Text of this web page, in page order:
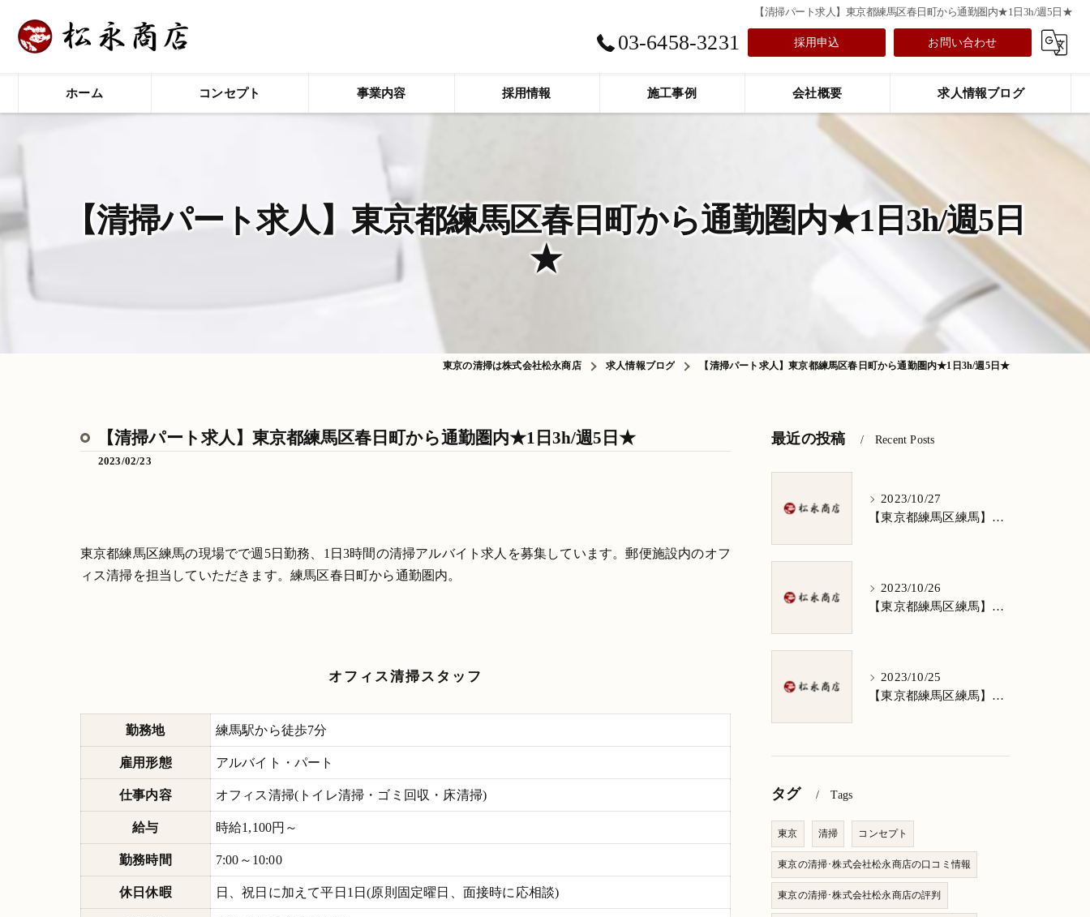
【清掃パート求人】東京都練馬区春日町から通勤圏内★1日3h/週5日★
03-6458-3231 採用申込 お問い合わせ
ホーム コンセプト 事業内容 採用情報 施工事例 会社概要 求人情報ブログ
【清掃パート求人】東京都練馬区春日町から通勤圏内★1日3h/週5日
★
東京の清掃は株式会社松永商店 求人情報ブログ 【清掃パート求人】東京都練馬区春日町から通勤圏内★1日3h/週5日★
【清掃パート求人】東京都練馬区春日町から通勤圏内★1日3h/週5日★
2023/02/23
東京都練馬区練馬の現場でで週5日勤務、1日3時間の清掃アルバイト求人を募集しています。郵便施設内のオフ
ィス清掃を担当していただきます。練馬区春日町から通勤圏内。
オフィス清掃スタッフ
勤務地 練馬駅から徒歩7分
雇用形態 アルバイト・パート
仕事内容 オフィス清掃(トイレ清掃・ゴミ回収・床清掃)
給与 時給1,100円～
勤務時間 7:00～10:00
休日休暇 日、祝日に加えて平日1日(原則固定曜日、面接時に応相談)
最近の投稿 Recent Posts
2023/10/27
【東京都練馬区練馬】清掃求人★1日3h/週5日/祝日お休み★谷原在住の方歓迎
2023/10/26
【東京都練馬区練馬】清掃求人★1日3h/週5日/祝日お休み★南田中在住の方歓迎
2023/10/25
【東京都練馬区練馬】清掃求人★1日3h/週5日/祝日お休み★南大泉在住の方歓迎
タグ Tags
東京 清掃 コンセプト
東京の清掃･株式会社松永商店の口コミ情報
東京の清掃･株式会社松永商店の評判